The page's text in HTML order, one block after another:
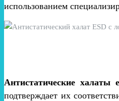
использованием
Антистатические халаты
подтверждает их